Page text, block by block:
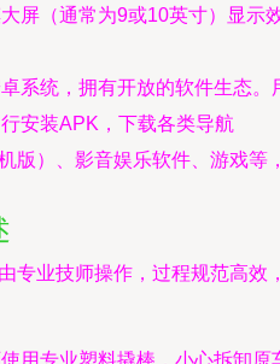
屏（通常为9或10英寸）显示
卓系统，拥有开放的软件生态。
安装APK，下载各类导航
版）、影音娱乐软件、游戏等
专业技师操作，过程规范高效
用专业塑料撬棒，小心拆卸原